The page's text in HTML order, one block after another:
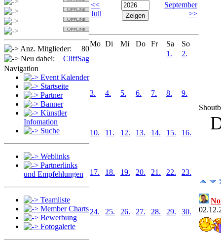
Anz. Mitglieder:
80
Neu dabei:
CliffSag
Navigation
Event Kalender
Startseite
Partner
Banner
Künstler
Infomation
Suche
Weblinks
Partnerlinks
und Empfehlungen
Teamliste
Member Charts
Bewerbung
Fotogalerie
<<
Juli
September
>>
Mo Di Mi Do Fr Sa
So
1.
2.
3. 4. 5. 6. 7. 8. 9.
10. 11. 12. 13. 14. 15. 16.
17. 18. 19. 20. 21. 22. 23.
24. 25. 26. 27. 28. 29. 30.